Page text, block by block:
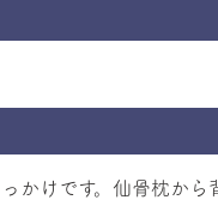
かけです。仙骨枕から